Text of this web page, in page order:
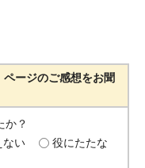
ージのご感想をお聞
か？
ない
役にたたな